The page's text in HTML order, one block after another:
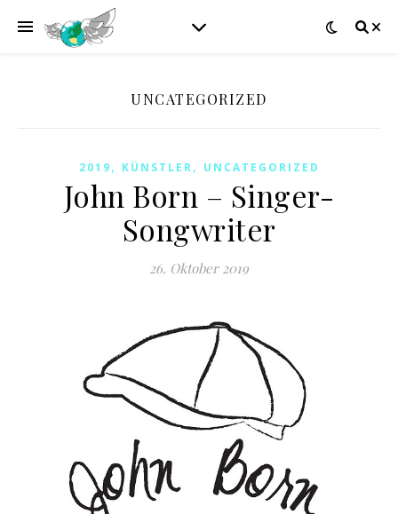
UNCATEGORIZED
2019, KÜNSTLER, UNCATEGORIZED
John Born – Singer-
Songwriter
26. Oktober 2019